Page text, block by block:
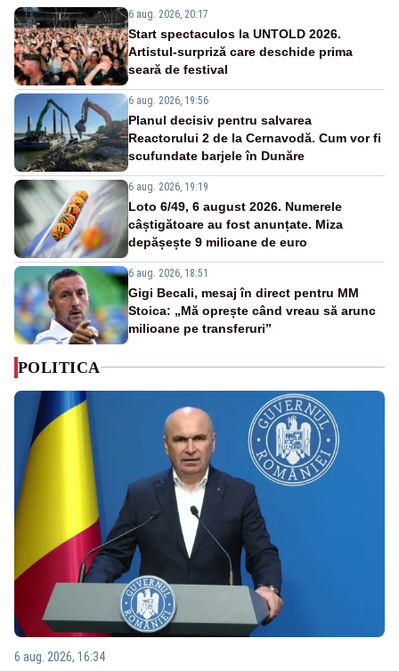
6 aug. 2026, 20:17
Start spectaculos la UNTOLD 2026.
Artistul-surpriză care deschide prima
seară de festival
6 aug. 2026, 19:56
Planul decisiv pentru salvarea
Reactorului 2 de la Cernavodă. Cum vor fi
scufundate barjele în Dunăre
6 aug. 2026, 19:19
Loto 6/49, 6 august 2026. Numerele
câștigătoare au fost anunțate. Miza
depășește 9 milioane de euro
6 aug. 2026, 18:51
Gigi Becali, mesaj în direct pentru MM
Stoica: „Mă oprește când vreau să arunc
milioane pe transferuri”
POLITICA
6 aug. 2026, 16:34